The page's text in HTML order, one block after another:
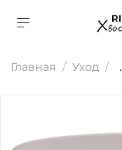
Главная Уход